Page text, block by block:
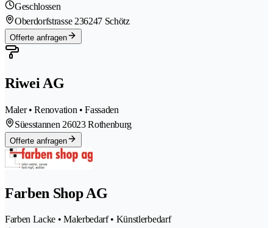
Geschlossen
Oberdorfstrasse 236247 Schötz
Offerte anfragen
Riwei AG
Maler • Renovation • Fassaden
Süesstannen 26023 Rothenburg
Offerte anfragen
Farben Shop AG
Farben Lacke • Malerbedarf • Künstlerbedarf